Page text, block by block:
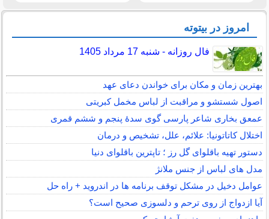
امروز در بیتوته
فال روزانه - شنبه 17 مرداد 1405
بهترین زمان و مکان برای خواندن دعای عهد
اصول شستشو و مراقبت از لباس مخمل کبریتی
عمعق بخاری شاعر پارسی گوی سدهٔ پنجم و ششم قمری
اختلال کاتاتونیا: علائم، علل، تشخیص و درمان
دستور تهیه باقلوای گل رز ؛ تاپترین باقلوای دنیا
مدل های لباس از جنس ملانژ
عوامل دخیل در مشکل توقف برنامه ها در اندروید + راه حل
آیا ازدواج از روی ترحم و دلسوزی صحیح است؟